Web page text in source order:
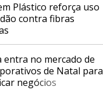
Plástico reforça uso
contra fibras
entra no mercado de
de Natal para
negócios